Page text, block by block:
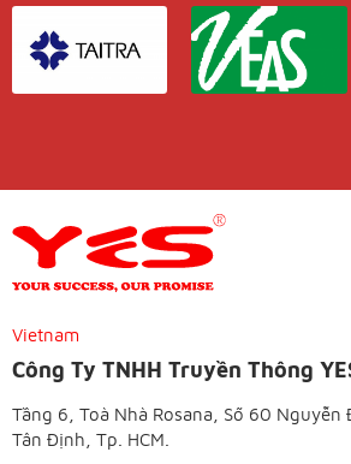
Vietnam
Công Ty TNHH Truyền Thông
Tầng 6, Toà Nhà Rosana, Số 60
Tân Định, Tp. HCM.